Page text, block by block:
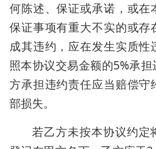
何陈述、保证或承诺，或在
保证事项有重大不实的或存
成其违约，应在发生实质性
照本协议交易金额的5%承
方承担违约责任应当赔偿守
部损失。
若乙方未按本协议约定